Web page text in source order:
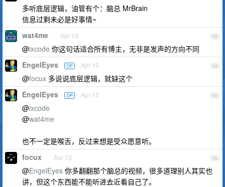
多听底层逻辑，油管有个：脑总 MrBrain
信息过剩未必是好事情~
43
wat4me Apr 13
@ixcode 你这句话适合所有博主，无非是发声的方向不同
44
EngelEyes OP Apr 13
@focux 多说说底层逻辑，就缺这个
45
EngelEyes OP Apr 13
@ixcode
@wat4me
也不一定是喉舌，反过来想是受众愿意听。
46
focux Apr 13
@EngelEyes 你多翻翻那个脑总的视频，很多道理别人其实也
讲，但这个东西能不能听进去近看自己了。